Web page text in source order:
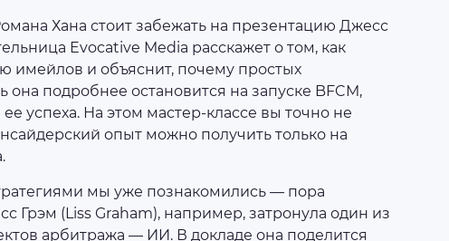
Хана стоит забежать на презентацию Джесс
Evocative Media расскажет о том, как
имейлов и объяснит, почему простых
она подробнее остановится на запуске BFCM,
успеха. На этом мастер-классе вы точно не
опыт можно получить только на
мы уже познакомились — пора
Грэм (Liss Graham), например, затронула один из
арбитража — ИИ. В докладе она поделится